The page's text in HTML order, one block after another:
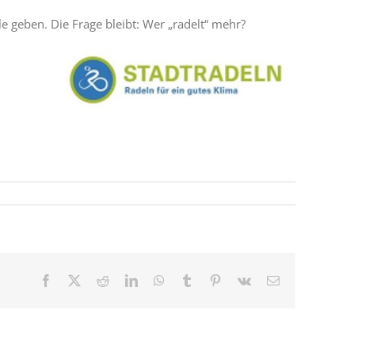
Die Frage bleibt: Wer „radelt“ mehr?
Facebook RedditLinkedInWhatsApp
Tumblr Pinterest
Vk
E-